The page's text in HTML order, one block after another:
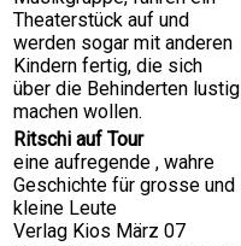
Theaterstück auf und
werden sogar mit anderen
Kindern fertig, die sich
über die Behinderten lustig
machen wollen.
Ritschi auf Tour
eine aufregende , wahre
Geschichte für grosse und
kleine Leute
Verlag Kios März 07